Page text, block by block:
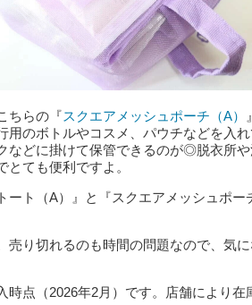
ちらの『スクエアメッシュポーチ（A）
用のボトルやコスメ、パウチなどを入
などに掛けて保管できるのが◎脱衣所
ても便利ですよ。
ート（A）』と『スクエアメッシュポー
売り切れるのも時間の問題なので、気
点（2026年2月）です。店舗により在